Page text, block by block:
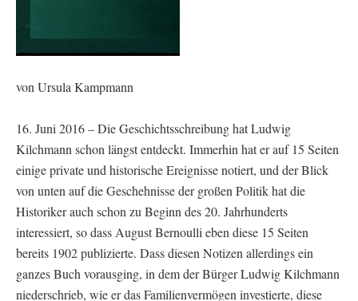
von Ursula Kampmann
16. Juni 2016 – Die Geschichtsschreibung hat Ludwig
Kilchmann schon längst entdeckt. Immerhin hat er auf 15 Seiten
einige private und historische Ereignisse notiert, und der Blick
von unten auf die Geschehnisse der großen Politik hat die
Historiker auch schon zu Beginn des 20. Jahrhunderts
interessiert, so dass August Bernoulli eben diese 15 Seiten
bereits 1902 publizierte. Dass diesen Notizen allerdings ein
ganzes Buch vorausging, in dem der Bürger Ludwig Kilchmann
niederschrieb, wie er das Familienvermögen investierte, diese